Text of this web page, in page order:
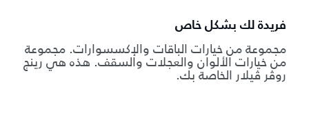
فريدة لك بشكل خاص
مجموعة من خيارات الباقات والإكسسوارات. مجموعة
من خيارات الألوان والعجلات والسقف. هذه هي رينج
روڤر ڤيلار الخاصة بك.